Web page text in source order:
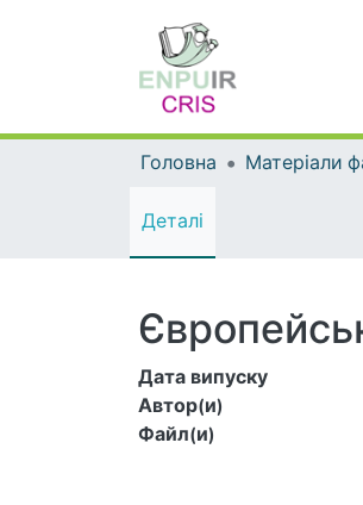
Головна
Деталі
Дата випуску
Автор(и)
Файл(и)